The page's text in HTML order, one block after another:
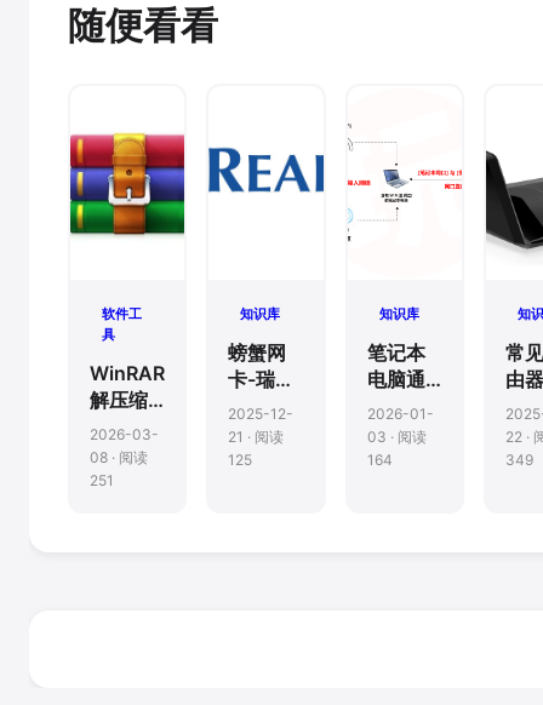
随便看看
软件工
具
WinRAR-
解压缩
软件
2026-03-
08 · 阅读
251
知识库
螃蟹网
卡-瑞昱
(Realtek)
网卡
2025-12-
21 · 阅读
125
知识库
笔记本
电脑通
过网线
直连实
现设备
2026-01-
03 · 阅读
164
知
常
由
牌
由
关
22 ·
349